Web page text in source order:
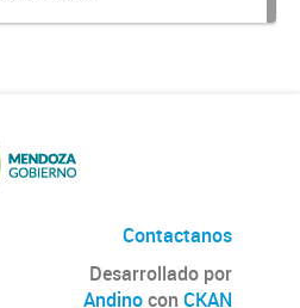
de
Contactanos
Desarrollado por
Andinocon CKAN